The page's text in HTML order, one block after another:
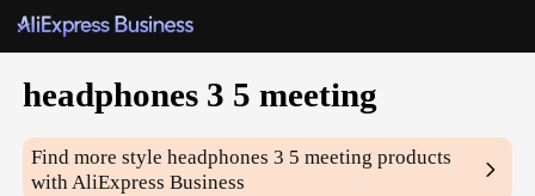
headphones 3 5 meeting
Find more styleheadphones 3 5 meeting products
with AliExpress Business